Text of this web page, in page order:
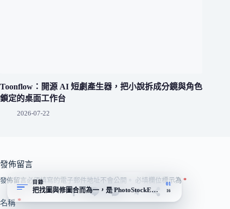
Toonflow：開源 AI 短劇產生器，把小說拆成分鏡與角色
鎖定的桌面工作台
2026-07-22
發佈留言
發佈留言必須填寫的電子郵件地址不會公開。 必填欄位標示為 *
名稱*
目錄
把找圖與修圖合而為一，是 PhotoStockEditor 在免費圖庫裡的差異
01
16